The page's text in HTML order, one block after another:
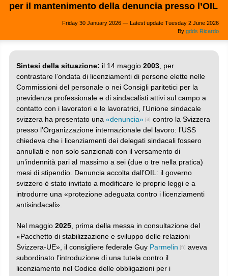
per il mantenimento della denuncia presso l’OIL
Friday 30 January 2026 — Latest update Tuesday 2 June 2026
By gdds Ricardo
Sintesi della situazione: il 14 maggio 2003, per
contrastare l’ondata di licenziamenti di persone elette nelle
Commissioni del personale o nei Consigli paritetici per la
previdenza professionale e di sindacalisti attivi sul campo a
contatto con i lavoratori e le lavoratrici, l’Unione sindacale
svizzera ha presentato una «denuncia»
contro la Svizzera
presso l’Organizzazione internazionale del lavoro: l’USS
chiedeva che i licenziamenti dei delegati sindacali fossero
annullati e non solo sanzionati con il versamento di
un’indennità pari al massimo a sei (due o tre nella pratica)
mesi di stipendio. Denuncia accolta dall’OIL: il governo
svizzero è stato invitato a modificare le proprie leggi e a
introdurre una «protezione adeguata contro i licenziamenti
antisindacali».
Nel maggio 2025, prima della messa in consultazione del
«Pacchetto di stabilizzazione e sviluppo delle relazioni
Svizzera-UE», il consigliere federale Guy Parmelin
aveva
subordinato l’introduzione di una tutela contro il
licenziamento nel Codice delle obbligazioni per i